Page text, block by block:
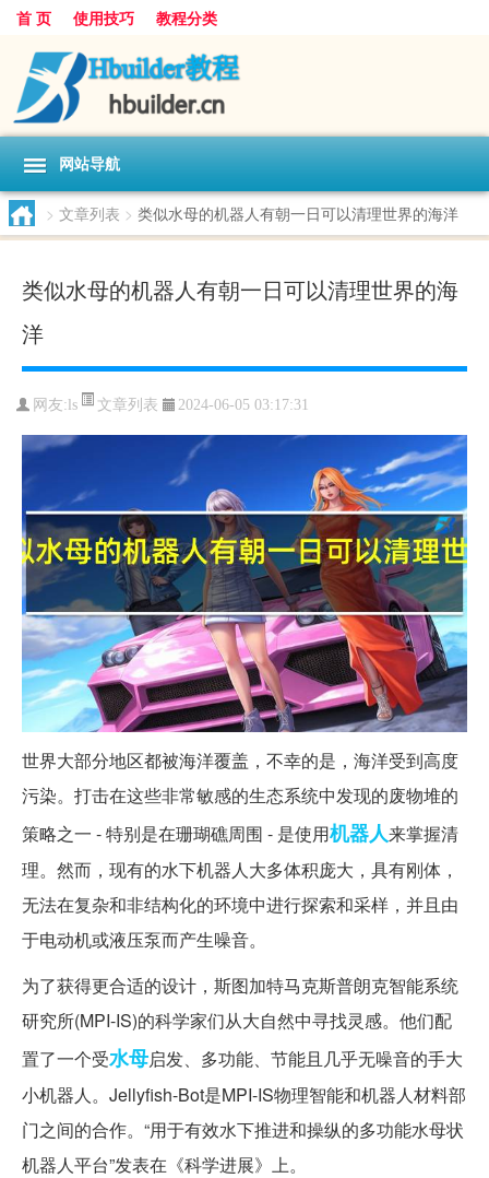
首 页 使用技巧 教程分类
网站导航
> 文章列表 > 类似水母的机器人有朝一日可以清理世界的海洋
类似水母的机器人有朝一日可以清理世界的海
洋
网友: ls 文章列表 2024-06-05 03:17:31
世界大部分地区都被海洋覆盖，不幸的是，海洋受到高度
污染。打击在这些非常敏感的生态系统中发现的废物堆的
策略之一 - 特别是在珊瑚礁周围 - 是使用机器人来掌握清
理。然而，现有的水下机器人大多体积庞大，具有刚体，
无法在复杂和非结构化的环境中进行探索和采样，并且由
于电动机或液压泵而产生噪音。
为了获得更合适的设计，斯图加特马克斯普朗克智能系统
研究所(MPI-IS)的科学家们从大自然中寻找灵感。他们配
置了一个受水母启发、多功能、节能且几乎无噪音的手大
小机器人。Jellyfish-Bot是MPI-IS物理智能和机器人材料部
门之间的合作。“用于有效水下推进和操纵的多功能水母状
机器人平台”发表在《科学进展》上。